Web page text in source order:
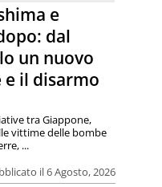
e
dal
un nuovo
e il disarmo
il 6 Agosto, 2026
tra Giappone,
vittime delle bombe
...